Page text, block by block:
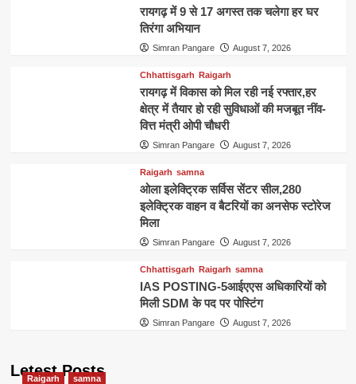
रायगढ़ में 9 से 17 अगस्त तक चलेगा हर घर
तिरंगा अभियान
Simran Pangare August 7, 2026
Chhattisgarh Raigarh
रायगढ़ में विकास को मिल रही नई रफ्तार,हर
क्षेत्र में तैयार हो रही सुविधाओं की मजबूत नींव-
वित्त मंत्री ओपी चौधरी
Simran Pangare August 7, 2026
Raigarh samna
ओला इलेक्ट्रिक सर्विस सेंटर सील,280
इलेक्ट्रिक वाहन व बैटरियों का अनसेफ स्टोरेज
मिला
Simran Pangare August 7, 2026
Chhattisgarh Raigarh samna
IAS POSTING-5आईएएस अधिकारियों को
मिली SDM के पद पर पोस्टिंग
Simran Pangare August 7, 2026
Letest Posts
Raigarh samna